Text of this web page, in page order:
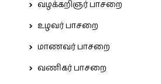
வழக்கறிஞர் பாசறை
உழவர் பாசறை
மாணவர் பாசறை
வணிகர் பாசறை